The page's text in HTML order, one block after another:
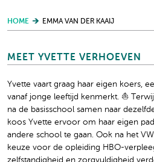
HOME EMMA VAN DER KAAIJ
MEET YVETTE VERHOEVEN
Yvette vaart graag haar eigen koers,
vanaf jonge leeftijd kenmerkt. ⛵️
na de basisschool samen naar
koos Yvette ervoor om haar eigen
andere school te gaan. Ook na het
keuze voor de opleiding HBO-
zelfstandigheid en zorgvuldigheid